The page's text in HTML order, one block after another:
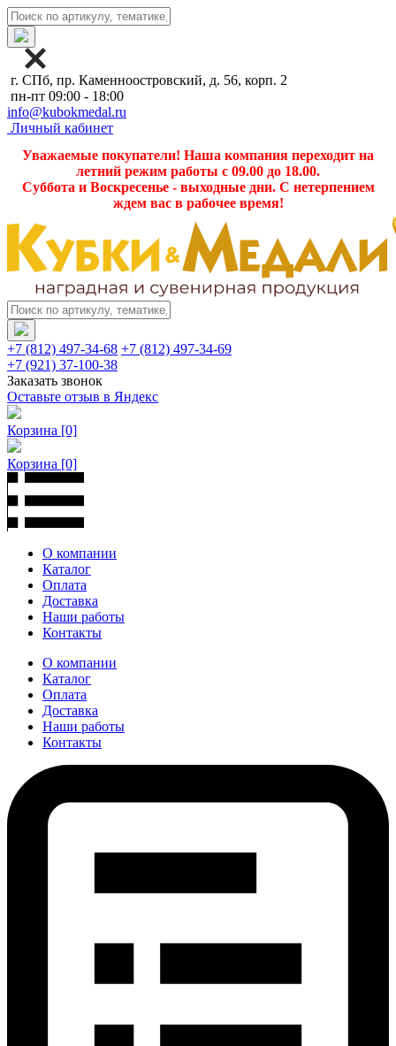
г. СПб, пр. Каменноостровский, д. 56, корп. 2
пн-пт 09:00 - 18:00
info@kubokmedal.ru
Личный кабинет
Уважаемые покупатели! Наша компания переходит на
летний режим работы с 09.00 до 18.00.
Суббота и Воскресенье - выходные дни. С нетерпением
ждем вас в рабочее время!
+7 (812) 497-34-68 +7 (812) 497-34-69
+7 (921) 37-100-38
Заказать звонок
Оставьте отзыв в Яндекс
Корзина [0]
Корзина [0]
О компании
Каталог
Оплата
Доставка
Наши работы
Контакты
О компании
Каталог
Оплата
Доставка
Наши работы
Контакты